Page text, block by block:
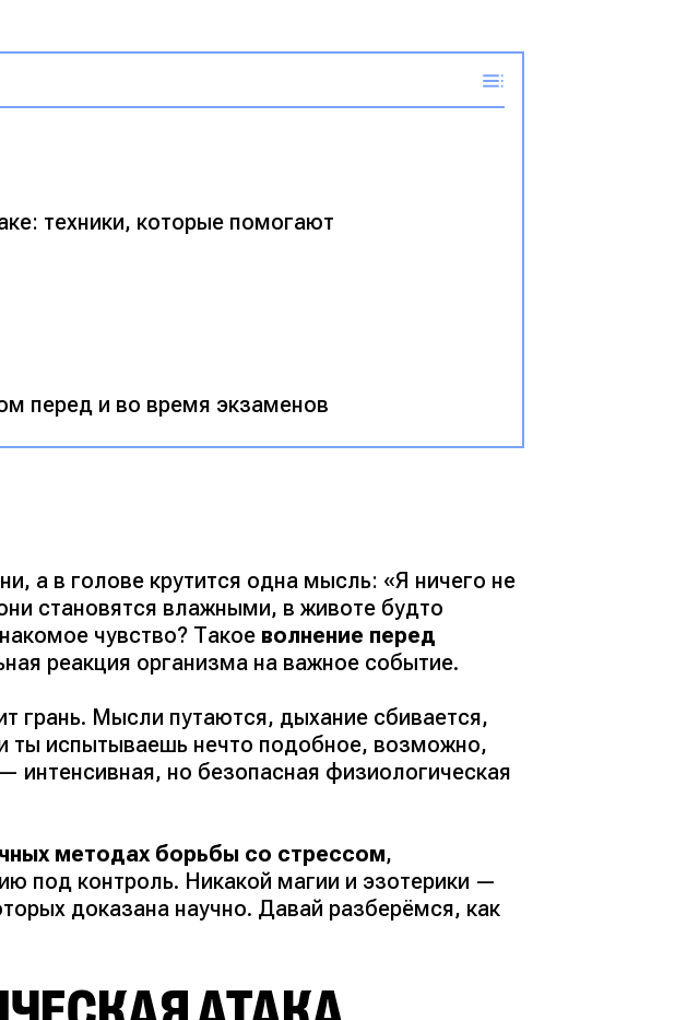
техники, которые помогают
перед и во время экзаменов
а в голове крутится одна мысль: «Я ничего не
становятся влажными, в животе будто
чувство? Такое волнение перед
реакция организма на важное событие.
грань. Мысли путаются, дыхание сбивается,
ты испытываешь нечто подобное, возможно,
— интенсивная, но безопасная физиологическая
методах борьбы со стрессом,
под контроль. Никакой магии и эзотерики —
доказана научно. Давай разберёмся, как